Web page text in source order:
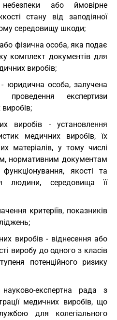
або ймовірне
стану від заподіяної
середовищу шкоди;
фізична особа, яка подає
комплект документів для
виробів;
- юридична особа, залучена
експертизи
виробів - установлення
медичних виробів, їх
матеріалів, у тому числі
нормативним документам
якості та
людини, середовища її
критеріїв, показників
виробів - віднесення або
виробу до одного з класів
потенційного ризику
експертна рада з
медичних виробів, що
для колегіального